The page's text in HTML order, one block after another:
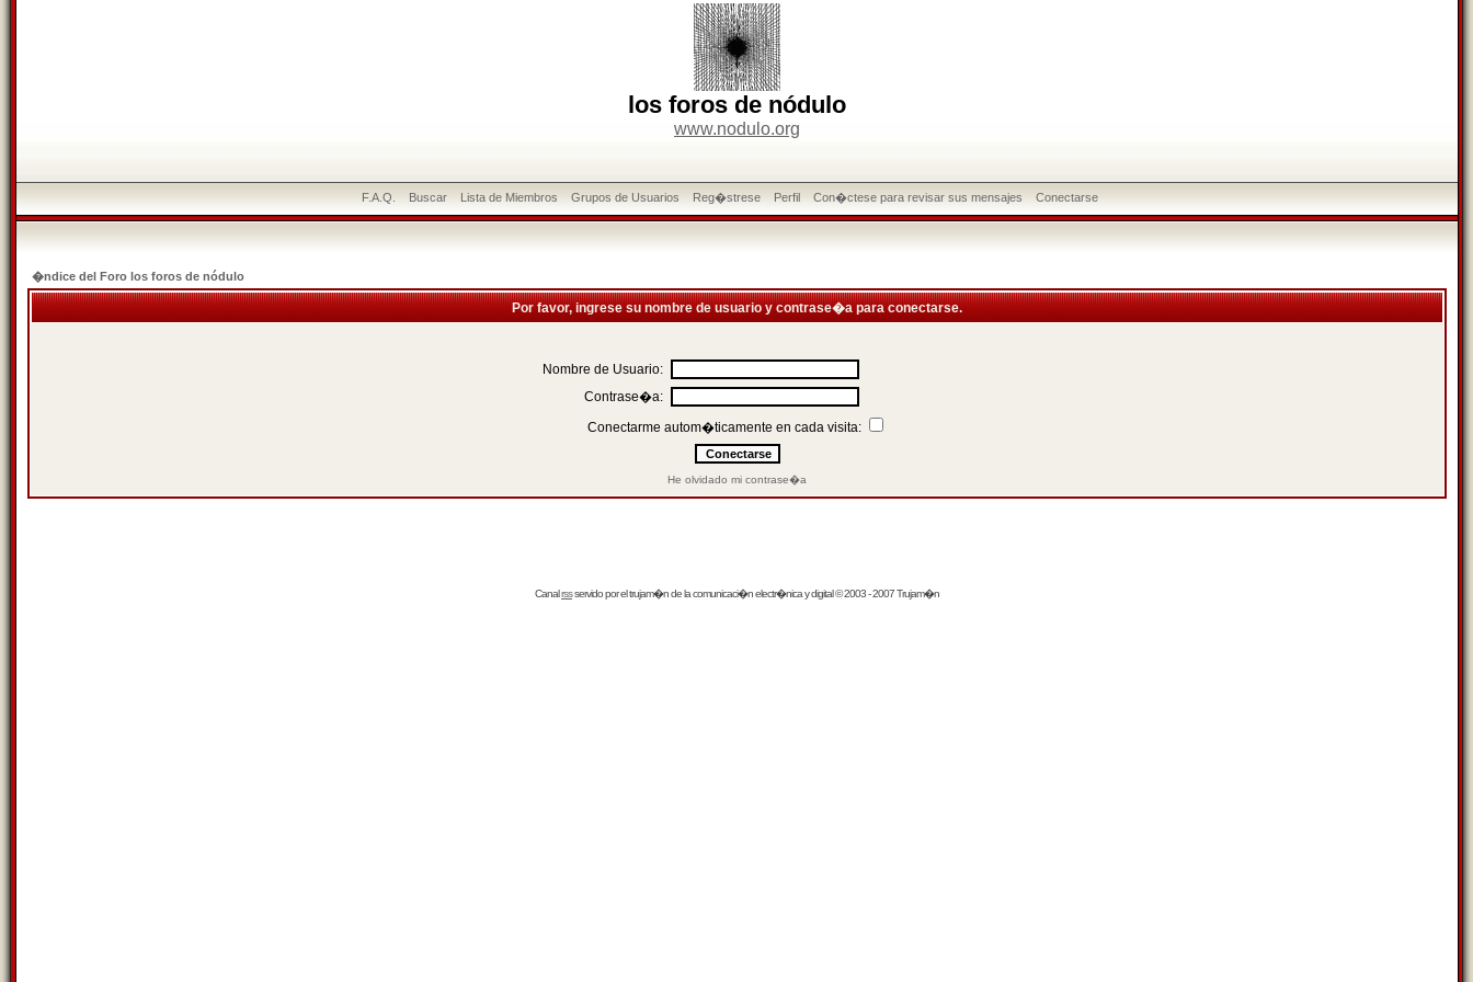
los foros de nódulo
www.nodulo.org
F.A.Q. Buscar Lista de Miembros Grupos de Usuarios Reg�strese Perfil Con�ctese para revisar sus mensajes Conectarse
�ndice del Foro los foros de nódulo
Por favor, ingrese su nombre de usuario y contrase�a para conectarse.
Nombre de Usuario:
Contrase�a:
Conectarme autom�ticamente en cada visita:
He olvidado mi contrase�a
Canalrssservido por eltrujam�nde la comunicaci�n electr�nica y digital © 2003 - 2007 Trujam�n